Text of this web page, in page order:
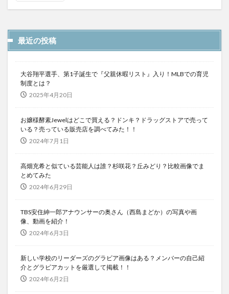
最近の投稿
大谷翔平選手、第1子誕生で『父親休暇リスト』入り！MLBでの育児
制度とは？
2025年4月20日
お嬢様酵素Jewelはどこで買える？ドンキ？ドラッグストアで売って
いる？売っている販売店を調べてみた！！
2024年7月1日
高畑充希と似ている芸能人は誰？杉咲花？丘みどり？比較画像でま
とめてみた
2024年6月29日
TBS安住紳一郎アナウンサーの奥さん（西島まどか）の写真や画
像、動画を紹介！
2024年6月3日
新しい学校のリーダーズのグラビア画像はある？メンバーの自己紹
介とグラビアカットを厳選して掲載！！
2024年6月2日